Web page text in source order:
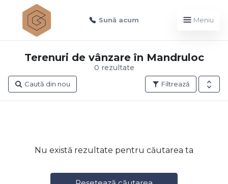
Sună acum Meniu
0 rezultate
Terenuri de vânzare în Mandruloc
Filtrează
Caută din nou
Nu există rezultate pentru căutarea ta